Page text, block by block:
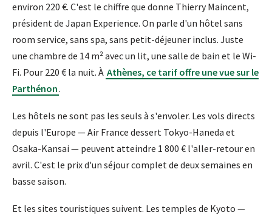
environ 220 €. C'est le chiffre que donne Thierry Maincent,
président de Japan Experience. On parle d'un hôtel sans
room service, sans spa, sans petit-déjeuner inclus. Juste
une chambre de 14 m² avec un lit, une salle de bain et le Wi-
Fi. Pour 220 € la nuit. À Athènes, ce tarif offre une vue sur le
Parthénon.
Les hôtels ne sont pas les seuls à s'envoler. Les vols directs
depuis l'Europe — Air France dessert Tokyo-Haneda et
Osaka-Kansai — peuvent atteindre 1 800 € l'aller-retour en
avril. C'est le prix d'un séjour complet de deux semaines en
basse saison.
Et les sites touristiques suivent. Les temples de Kyoto —